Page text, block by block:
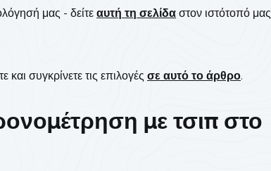
μας - δείτε αυτή τη σελίδα στον ιστότοπό μας
συγκρίνετε τις επιλογές σε αυτό το άρθρο.
με τσιπ στο